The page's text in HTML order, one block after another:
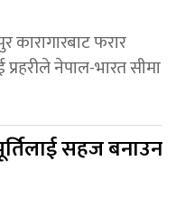
कारागारबाट फरार
नेपाल-भारत सीमा
सहज बनाउन